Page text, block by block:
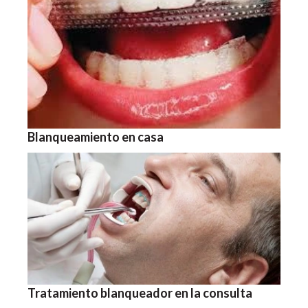
Blanqueamiento en casa
Tratamiento blanqueador en la consulta